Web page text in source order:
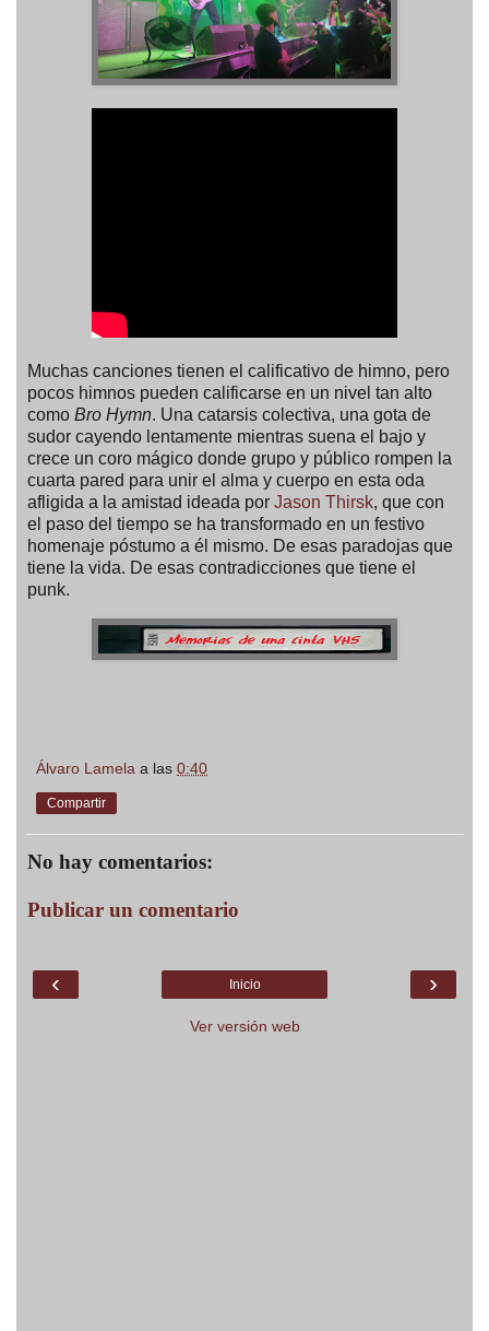
Muchas canciones tienen el calificativo de himno, pero
pocos himnos pueden calificarse en un nivel tan alto
como Bro Hymn. Una catarsis colectiva, una gota de
sudor cayendo lentamente mientras suena el bajo y
crece un coro mágico donde grupo y público rompen la
cuarta pared para unir el alma y cuerpo en esta oda
afligida a la amistad ideada por Jason Thirsk, que con
el paso del tiempo se ha transformado en un festivo
homenaje póstumo a él mismo. De esas paradojas que
tiene la vida. De esas contradicciones que tiene el
punk.
Álvaro Lamela a las 0:40
Compartir
No hay comentarios:
Publicar un comentario
‹ ›
Inicio
Ver versión web